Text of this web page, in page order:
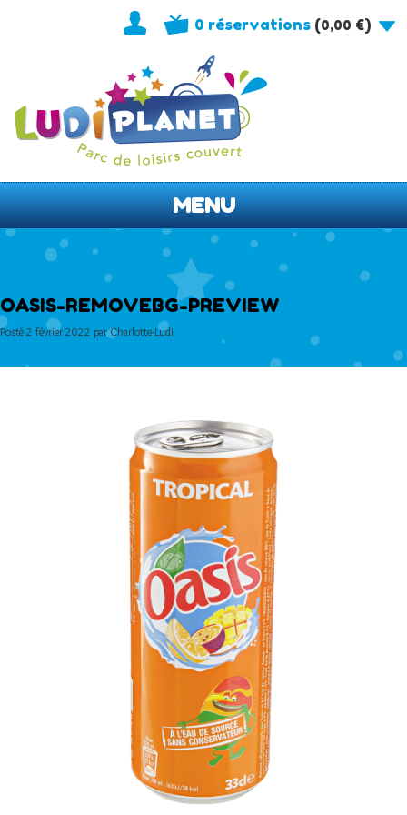
0 réservations(0,00 €)
MENU
OASIS-REMOVEBG-PREVIEW
Posté 2 février 2022 par Charlotte-Ludi